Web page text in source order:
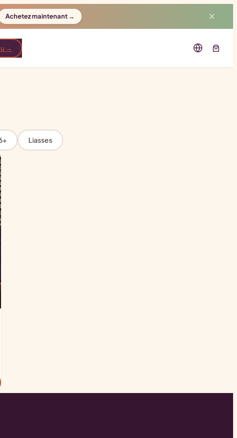
Achetez maintenant → ✕
→
Liasses